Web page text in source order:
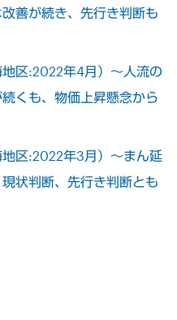
善が続き、先行き判断も
区:2022年4月）～人流の
くも、物価上昇懸念から
区:2022年3月）～まん延
状判断、先行き判断とも